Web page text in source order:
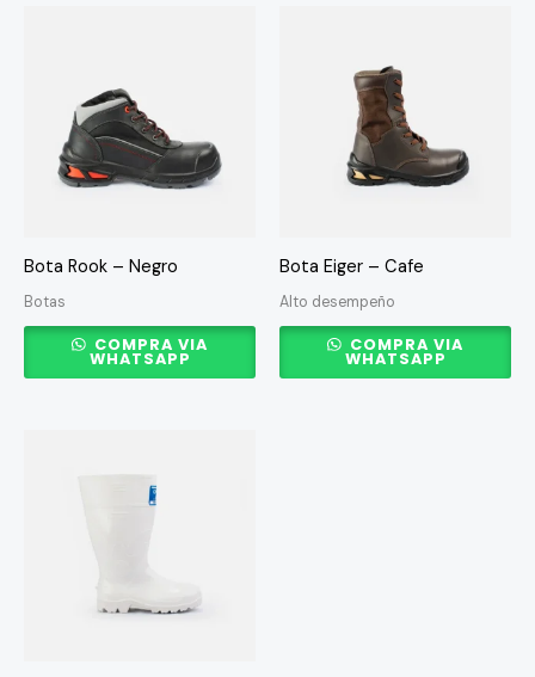
Bota Rook – Negro
Botas
múltiples
variantes.
pueden
elegir
la
COMPRA VIA
WHATSAPP
Bota Eiger – Cafe
Alto desempeño
variantes.
pueden
elegir
la
COMPRA VIA
WHATSAPP